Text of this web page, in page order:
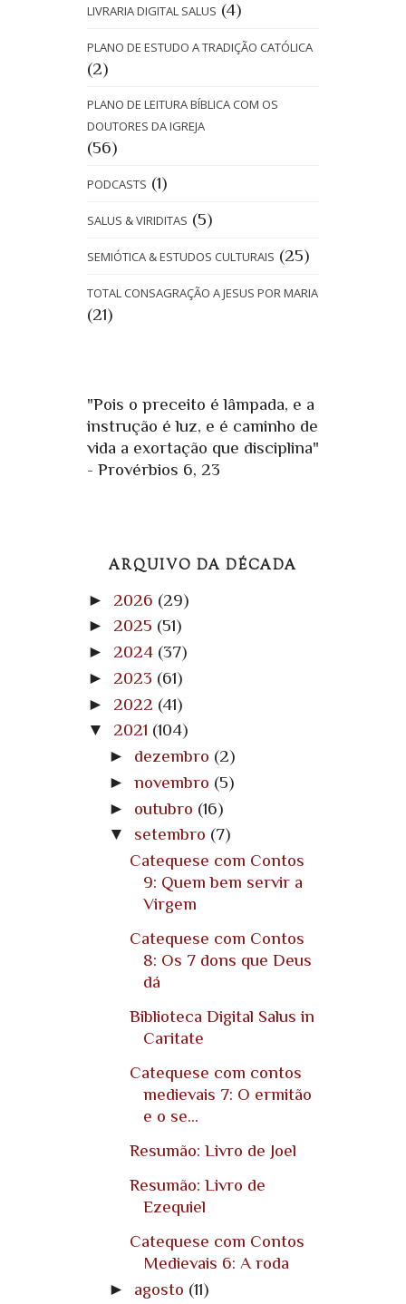
LIVRARIA DIGITAL SALUS (4)
PLANO DE ESTUDO A TRADIÇÃO CATÓLICA
(2)
PLANO DE LEITURA BÍBLICA COM OS
DOUTORES DA IGREJA
(56)
PODCASTS (1)
SALUS & VIRIDITAS (5)
SEMIÓTICA & ESTUDOS CULTURAIS (25)
TOTAL CONSAGRAÇÃO A JESUS POR MARIA
(21)
"Pois o preceito é lâmpada, e a
instrução é luz, e é caminho de
vida a exortação que disciplina"
- Provérbios 6, 23
ARQUIVO DA DÉCADA
► 2026 (29)
► 2025 (51)
► 2024 (37)
► 2023 (61)
► 2022 (41)
▼ 2021 (104)
► dezembro (2)
► novembro (5)
► outubro (16)
▼ setembro (7)
Catequese com Contos
9: Quem bem servir a
Virgem
Catequese com Contos
8: Os 7 dons que Deus
dá
Biblioteca Digital Salus in
Caritate
Catequese com contos
medievais 7: O ermitão
e o se...
Resumão: Livro de Joel
Resumão: Livro de
Ezequiel
Catequese com Contos
Medievais 6: A roda
► agosto (11)